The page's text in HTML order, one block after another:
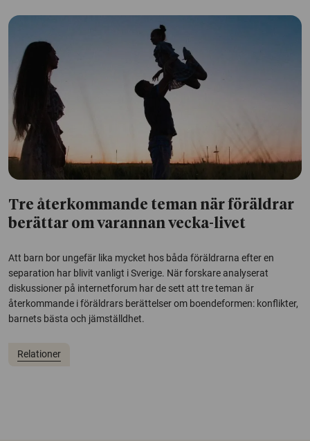
Tre återkommande teman när föräldrar
berättar om varannan vecka-livet
Att barn bor ungefär lika mycket hos båda föräldrarna efter en
separation har blivit vanligt i Sverige. När forskare analyserat
diskussioner på internetforum har de sett att tre teman är
återkommande i föräldrars berättelser om boendeformen: konflikter,
barnets bästa och jämställdhet.
Relationer